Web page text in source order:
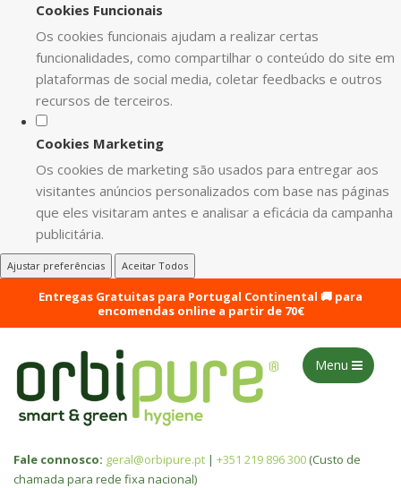
Cookies Funcionais
Os cookies funcionais ajudam a realizar certas
funcionalidades, como compartilhar o conteúdo do site em
plataformas de social media, coletar feedbacks e outros
recursos de terceiros.
Cookies Marketing
Os cookies de marketing são usados para entregar aos
visitantes anúncios personalizados com base nas páginas
que eles visitaram antes e analisar a eficácia da campanha
publicitária.
Ajustar preferências Aceitar Todos
Entregas Gratuitas para Portugal Continental 🚚 para
encomendas online a partir de 70€
Menu
Fale connosco: geral@orbipure.pt | +351 219 896 300 (Custo de
chamada para rede fixa nacional)